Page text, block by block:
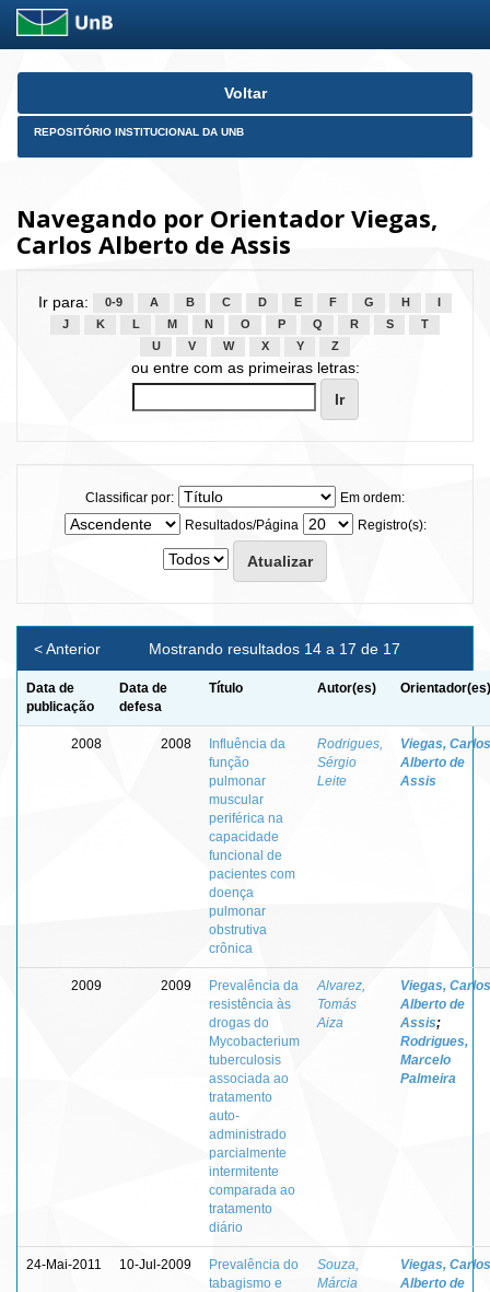
Skip
Voltar
REPOSITÓRIO INSTITUCIONAL DA UNB
Navegando por Orientador Viegas,
Carlos Alberto de Assis
Ir para: 0-9 A B C D E F G H
J
K L M N O P Q R S
T
U
V W X Y Z
ou entre com as primeiras letras:
Classificar por:
Em ordem:
Resultados/Página
Registro(s):
Mostrando resultados 14 a 17 de 17
< Anterior
Data de
publicação
Data de
defesa
Título Autor(es) Orientador(es)
2008 2008
Influência da
função
pulmonar
muscular
periférica na
capacidade
funcional de
pacientes com
doença
pulmonar
obstrutiva
crônica
Rodrigues,
Sérgio
Leite
Viegas, Carlos
Alberto de
Assis
2009 2009
Prevalência da
resistência às
drogas do
Mycobacterium
tuberculosis
associada ao
tratamento
auto-
administrado
parcialmente
intermitente
comparada ao
tratamento
diário
Alvarez,
Tomás
Aiza
Viegas, Carlos
Alberto de
Assis;
Rodrigues,
Marcelo
Palmeira
24-Mai-2011 10-Jul-2009
Prevalência do
tabagismo e
Souza,
Márcia
Viegas, Carlos
Alberto de